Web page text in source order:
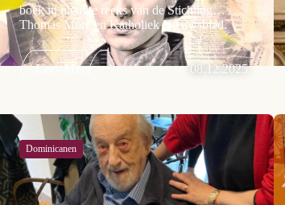
boek in nieuwe reeks van de Stichting
Thomas More en Katholiek Nieuwsblad.
Lees Meer 08.12.2025
Dominicanen